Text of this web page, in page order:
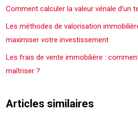
Comment calculer la valeur vénale d’un
Les méthodes de valorisation
maximiser votre investissement
Les frais de vente immobilière :
maîtriser ?
Articles similaires